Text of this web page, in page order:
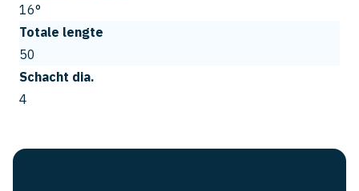
16°
Totale lengte
50
Schacht dia.
4